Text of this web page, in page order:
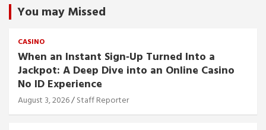
You may Missed
CASINO
When an Instant Sign‑Up Turned Into a
Jackpot: A Deep Dive into an Online Casino
No ID Experience
August 3, 2026 Staff Reporter